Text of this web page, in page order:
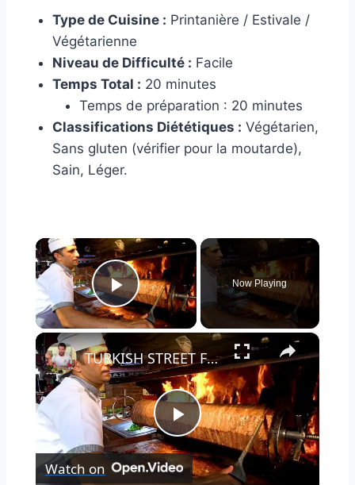
Type de Cuisine : Printanière / Estivale /
Végétarienne
Niveau de Difficulté : Facile
Temps Total : 20 minutes
Temps de préparation : 20 minutes
Classifications Diététiques : Végétarien,
Sans gluten (vérifier pour la moutarde),
Sain, Léger.
×
Play Video
Now Playing
×
Play
TURKISH STREET FOOD : You've NEVER Seen this Before!!! KEBAB HEAVEN + Street Food in Izmir Turkey
Watch on